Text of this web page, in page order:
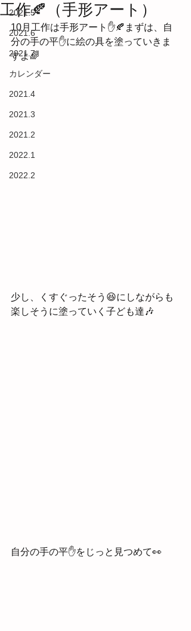
2021.5
2021.6
2021.7
カレンダー
2021.4
2021.3
2021.2
2022.1
2022.2
工作🍂（手形アート）
10月工作は手形アート✋🍂まずは、自
分の手の平✋に絵の具を塗っていきま
すよ🌈
少し、くすぐったそう😆にしながらも
楽しそうに塗っていく子ども達🎶
自分の手の平✋をじっと見つめて👀